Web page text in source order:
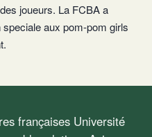
joueurs. La FCBA a
aux pom-pom girls
françaises Université